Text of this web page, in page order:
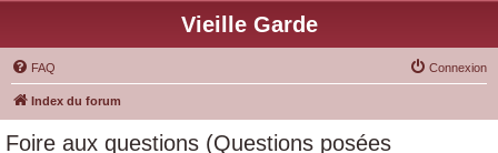
Vieille Garde
FAQ Connexion
Index du forum
Foire aux questions (Questions posées